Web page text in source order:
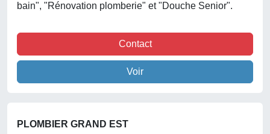
bain", "Rénovation plomberie" et "Douche Senior".
Contact
Voir
PLOMBIER GRAND EST